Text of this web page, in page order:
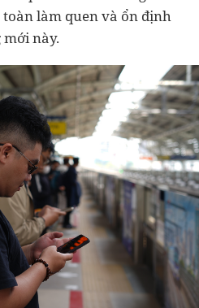
làm quen và ổn định
này.